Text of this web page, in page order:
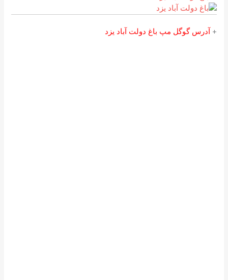
+ آدرس گوگل مپ باغ دولت آباد یزد